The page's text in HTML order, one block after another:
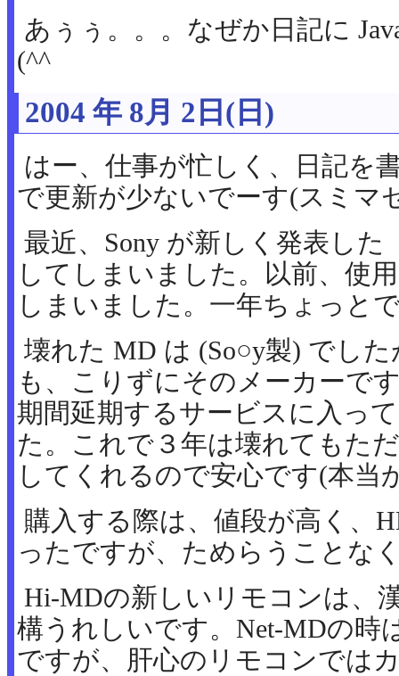
あぅぅ。。。なぜか日記に
(^^ゞ
2004 年 8月 2日(日)
はー、仕事が忙しく、日記を
で更新が少ないでーす(スミマ
最近、Sony が新しく発表し
してしまいました。以前、使
しまいました。一年ちょっと
壊れた MD は (So○y製) でし
も、こりずにそのメーカーで
期間延期するサービスに入っ
た。これで３年は壊れてもた
してくれるので安心です(本当
購入する際は、値段が高く、
ったですが、ためらうことな
Hi-MDの新しいリモコンは、
構うれしいです。Net-MDの時
ですが、肝心のリモコンでは